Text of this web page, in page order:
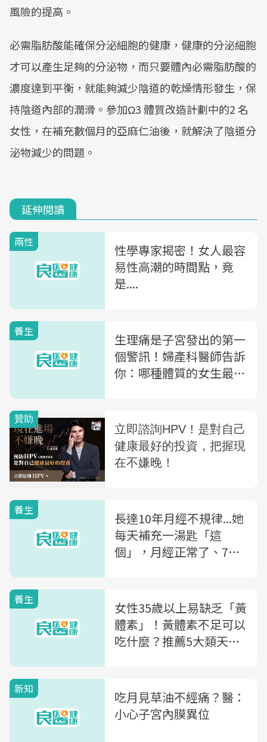
風險的提高。
必需脂肪酸能確保分泌細胞的健康，健康的分泌細胞
才可以產生足夠的分泌物，而只要體內必需脂肪酸的
濃度達到平衡，就能夠減少陰道的乾燥情形發生，保
持陰道內部的潤滑。參加Ω3 體質改造計劃中的2 名
女性，在補充數個月的亞麻仁油後，就解決了陰道分
泌物減少的問題。
延伸閱讀
兩性
性學專家揭密！女人最容
易性高潮的時間點，竟
是....
養生
生理痛是子宮發出的第一
個警訊！婦產科醫師告訴
你：哪種體質的女生最可
養生
長達10年月經不規律...她
每天補充一湯匙「這
個」，月經正常了、7個
養生
女性35歲以上易缺乏「黃
體素」！黃體素不足可以
吃什麼？推薦5大類天然
新知
吃月見草油不經痛？醫：
小心子宮內膜異位